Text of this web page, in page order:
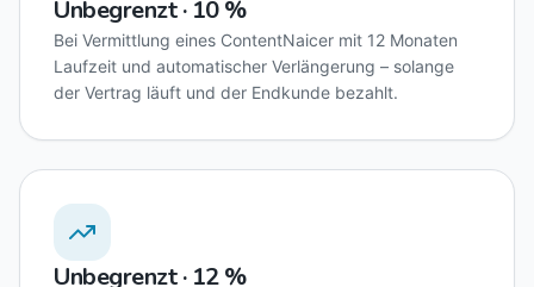
Unbegrenzt · 10 %
Bei Vermittlung eines ContentNaicer mit 12 Monaten
Laufzeit und automatischer Verlängerung – solange
der Vertrag läuft und der Endkunde bezahlt.
Unbegrenzt · 12 %